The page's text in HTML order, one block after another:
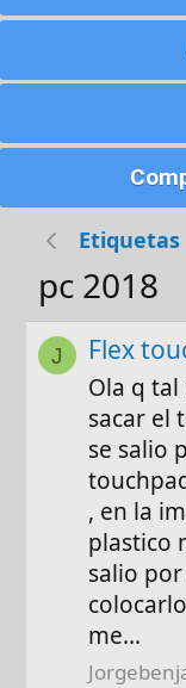
Etiquetas
pc 2018
J Flex
Ola q
sacar el
se salio
, en la
plastico
salio
me...